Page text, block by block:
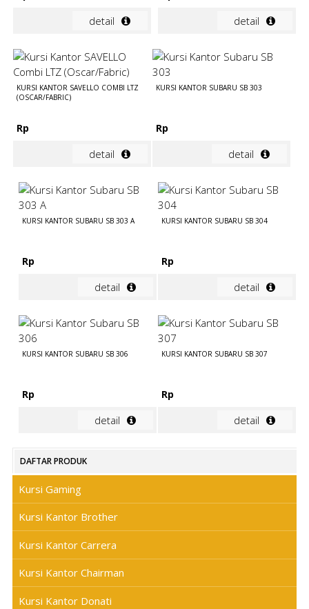
detail detail
KURSI KANTOR SAVELLO COMBI LTZ
(OSCAR/FABRIC)
Rp
detail
KURSI KANTOR SUBARU SB 303
Rp
detail
KURSI KANTOR SUBARU SB 303 A
Rp
detail
KURSI KANTOR SUBARU SB 304
Rp
detail
KURSI KANTOR SUBARU SB 306
Rp
detail
KURSI KANTOR SUBARU SB 307
Rp
detail
DAFTAR PRODUK
Kursi Gaming
Kursi Kantor Brother
Kursi Kantor Carrera
Kursi Kantor Chairman
Kursi Kantor Donati